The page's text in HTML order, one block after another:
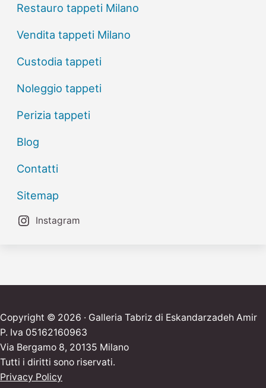
Restauro tappeti Milano
Vendita tappeti Milano
Custodia tappeti
Noleggio tappeti
Perizia tappeti
Blog
Contatti
Sitemap
Instagram
Copyright © 2026 · Galleria Tabriz di Eskandarzadeh Amir
P. Iva 05162160963
Via Bergamo 8, 20135 Milano
Tutti i diritti sono riservati.
Privacy Policy